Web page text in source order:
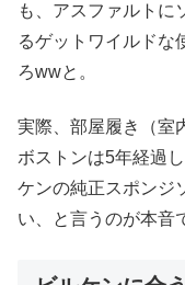
も、アスファルトに
るゲットワイルドな
ろwwと。
実際、部屋履き（室
ボストンは5年経過
ケンの純正スポンジ
い、と言うのが本音